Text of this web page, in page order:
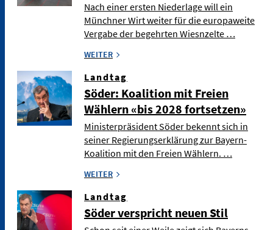
Nach einer ersten Niederlage will ein
Münchner Wirt weiter für die europaweite
Vergabe der begehrten Wiesnzelte …
WEITER
Landtag
Söder: Koalition mit Freien
Wählern «bis 2028 fortsetzen»
Ministerpräsident Söder bekennt sich in
seiner Regierungserklärung zur Bayern-
Koalition mit den Freien Wählern. …
WEITER
Landtag
Söder verspricht neuen Stil